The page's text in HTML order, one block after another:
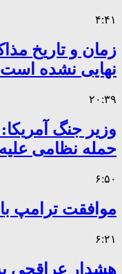
۴:۴۱
زمان و تاریخ
نهایی نشده است
۲۰:۳۹
وزیر جنگ
حمله نظامی
۶:۵۰
موافقت ترامپ
۶:۲۱
هشدار عراقچی